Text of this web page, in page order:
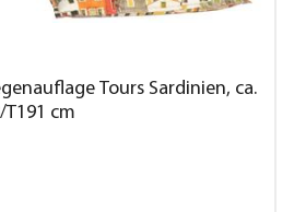
Tours Sardinien, ca.
T191 cm